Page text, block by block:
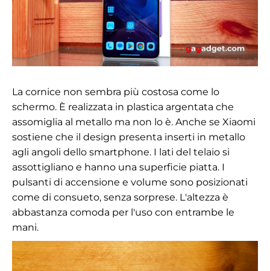
La cornice non sembra più costosa come lo
schermo. È realizzata in plastica argentata che
assomiglia al metallo ma non lo è. Anche se Xiaomi
sostiene che il design presenta inserti in metallo
agli angoli dello smartphone. I lati del telaio si
assottigliano e hanno una superficie piatta. I
pulsanti di accensione e volume sono posizionati
come di consueto, senza sorprese. L'altezza è
abbastanza comoda per l'uso con entrambe le
mani.